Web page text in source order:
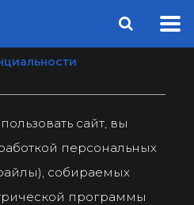
сайт, вы
персональных
собираемых
программы